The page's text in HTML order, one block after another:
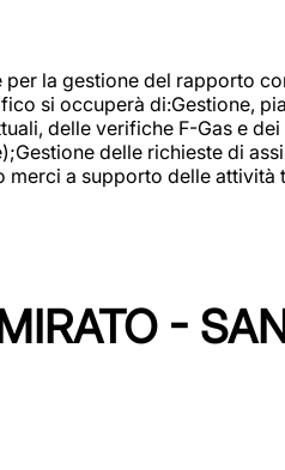
la gestione del rapporto
si occuperà di:Gestione,
delle verifiche F-Gas e
delle richieste di
a supporto delle
-